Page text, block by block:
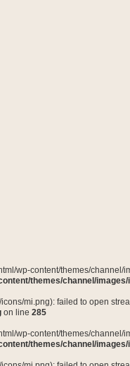
wp-content/themes/
themes/channel/
mi.png): failed to open
on line 285
wp-content/themes/
themes/channel/